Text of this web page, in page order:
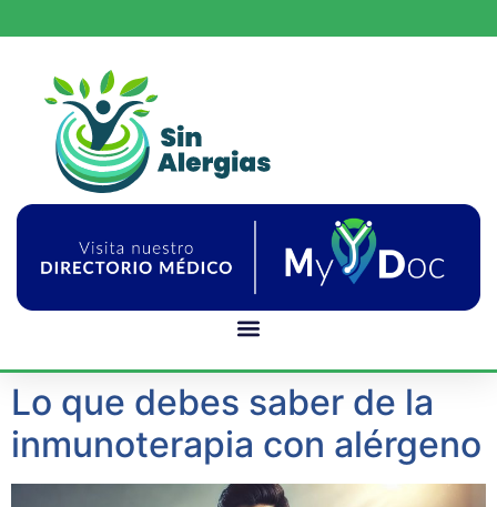
Lo que debes saber de la
inmunoterapia con alérgeno